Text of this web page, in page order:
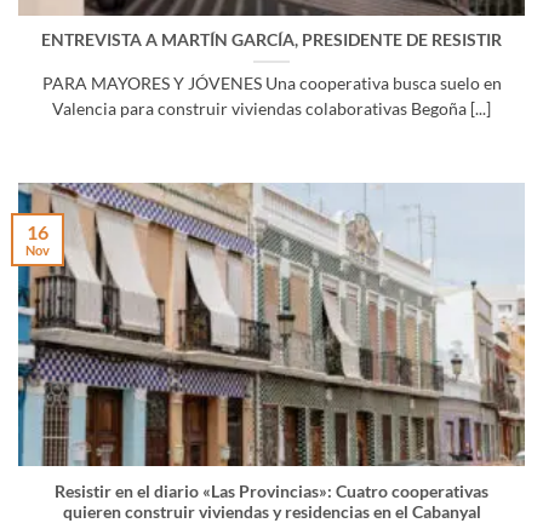
ENTREVISTA A MARTÍN GARCÍA, PRESIDENTE DE RESISTIR
PARA MAYORES Y JÓVENES Una cooperativa busca suelo en
Valencia para construir viviendas colaborativas Begoña [...]
Resistir en el diario «Las Provincias»: Cuatro cooperativas
quieren construir viviendas y residencias en el Cabanyal
16
Nov